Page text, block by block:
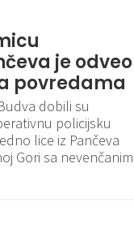
je odveo
povredama
dobili su
policijsku
lice iz Pančeva
Gori sa nevenčanim